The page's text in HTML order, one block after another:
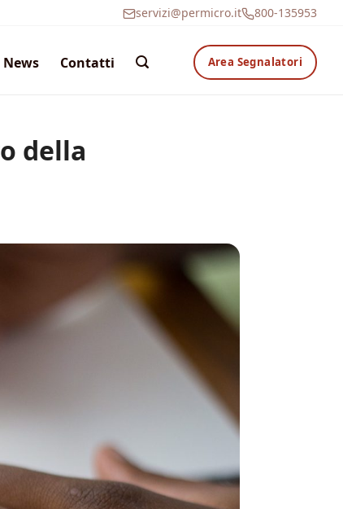
servizi@permicro.it 800-135953
News Contatti Area Segnalatori
della